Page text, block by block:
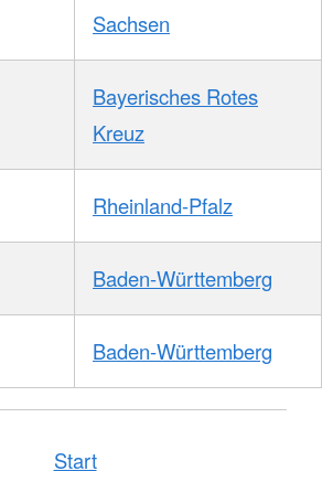
Sachsen
Bayerisches Rotes
Kreuz
Rheinland-Pfalz
Baden-Württemberg
Baden-Württemberg
Start